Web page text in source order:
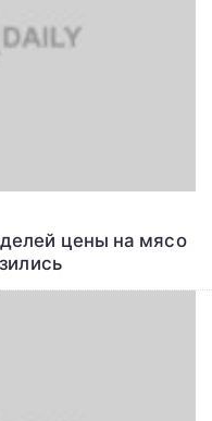
цены на мясо